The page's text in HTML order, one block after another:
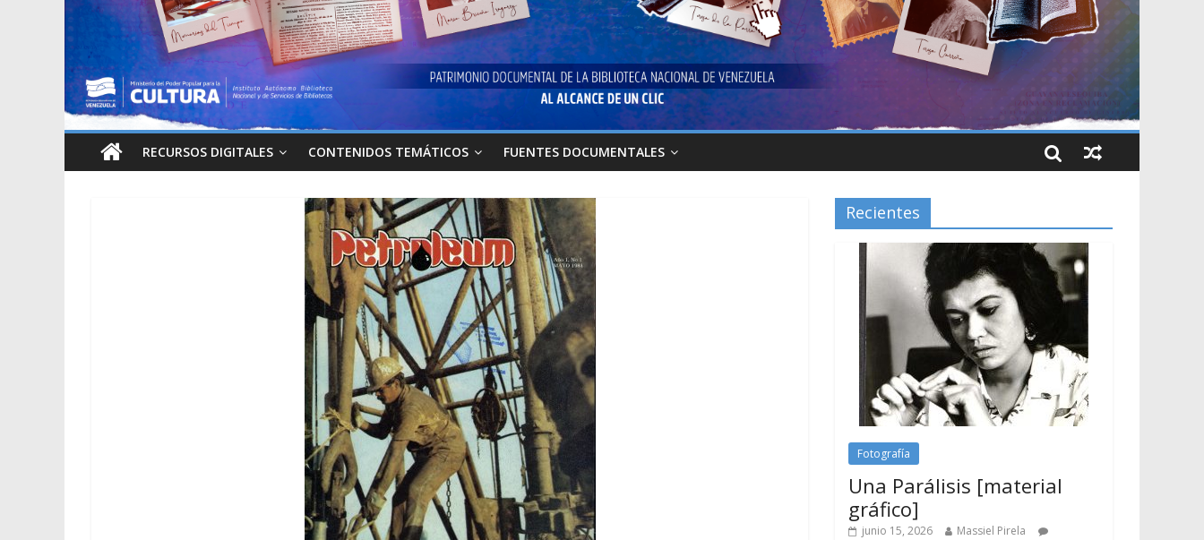
RECURSOS DIGITALES CONTENIDOS TEMÁTICOS FUENTES DOCUMENTALES
Recientes
Fotografía
Una Parálisis [material
gráfico]
junio 15, 2026
Massiel Pirela